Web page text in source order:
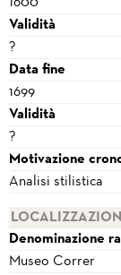
1600
Validità
?
Data fine
1699
Validità
?
Motivazione
Analisi stilistica
Denominazione
Museo Correr